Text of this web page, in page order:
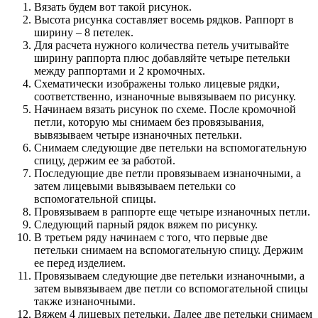
Вязать будем вот такой рисунок.
Высота рисунка составляет восемь рядков. Раппорт в
ширину – 8 петелек.
Для расчета нужного количества петель учитывайте
ширину раппорта плюс добавляйте четыре петельки
между раппортами и 2 кромочных.
Схематически изображены только лицевые рядки,
соответственно, изнаночные вывязываем по рисунку.
Начинаем вязать рисунок по схеме. После кромочной
петли, которую мы снимаем без провязывания,
вывязываем четыре изнаночных петельки.
Снимаем следующие две петельки на вспомогательную
спицу, держим ее за работой.
Последующие две петли провязываем изнаночными, а
затем лицевыми вывязываем петельки со
вспомогательной спицы.
Провязываем в раппорте еще четыре изнаночных петли.
Следующий парный рядок вяжем по рисунку.
В третьем ряду начинаем с того, что первые две
петельки снимаем на вспомогательную спицу. Держим
ее перед изделием.
Провязываем следующие две петельки изнаночными, а
затем вывязываем две петли со вспомогательной спицы
также изнаночными.
Вяжем 4 лицевых петельки. Далее две петельки снимаем